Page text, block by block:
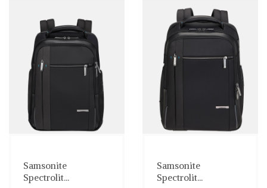
Samsonite
Spectrolit...
Samsonite
Spectrolit...